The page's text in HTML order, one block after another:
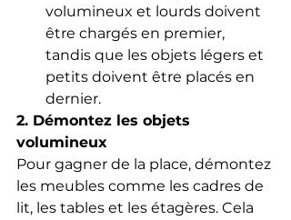
volumineux et lourds doivent
être chargés en premier,
tandis que les objets légers et
petits doivent être placés en
dernier.
2. Démontez les objets
volumineux
Pour gagner de la place, démontez
les meubles comme les cadres de
lit, les tables et les étagères. Cela